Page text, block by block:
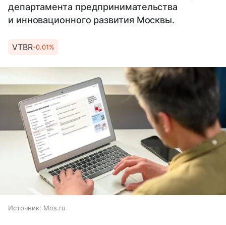
департамента предпринимательства
и инновационного развития Москвы.
VTBR-0.01%
Источник: Mos.ru